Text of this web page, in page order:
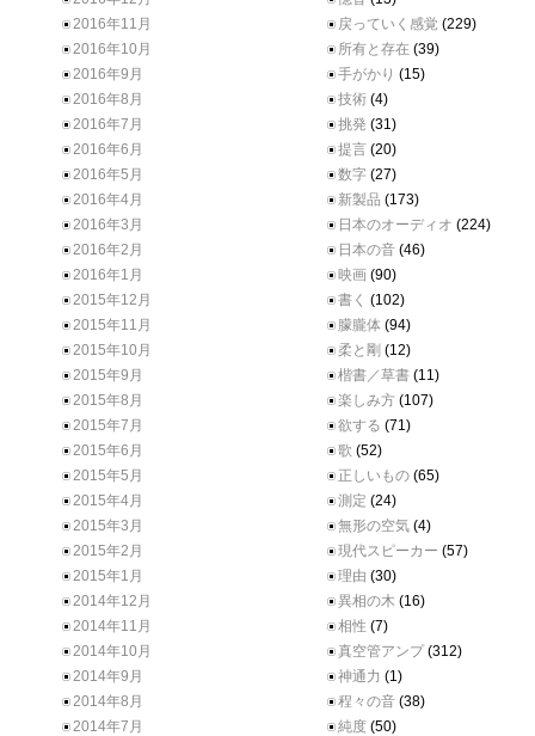
2016年11月
2016年10月
2016年9月
2016年8月
2016年7月
2016年6月
2016年5月
2016年4月
2016年3月
2016年2月
2016年1月
2015年12月
2015年11月
2015年10月
2015年9月
2015年8月
2015年7月
2015年6月
2015年5月
2015年4月
2015年3月
2015年2月
2015年1月
2014年12月
2014年11月
2014年10月
2014年9月
2014年8月
2014年7月
戻っていく感覚 (229)
所有と存在 (39)
手がかり (15)
技術 (4)
挑発 (31)
提言 (20)
数字 (27)
新製品 (173)
日本のオーディオ (224)
日本の音 (46)
映画 (90)
書く (102)
朦朧体 (94)
柔と剛 (12)
楷書／草書 (11)
楽しみ方 (107)
欲する (71)
歌 (52)
正しいもの (65)
測定 (24)
無形の空気 (4)
現代スピーカー (57)
理由 (30)
異相の木 (16)
相性 (7)
真空管アンプ (312)
神通力 (1)
程々の音 (38)
純度 (50)